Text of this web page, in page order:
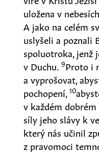
uložena v
A jako na celém
uslyšeli a poznali
spoluotroka, jenž
v Duchu.9Proto i
a vyprošovat,
pochopení,10
v každém
síly jeho slávy k
který nás učinil
z pravomoci